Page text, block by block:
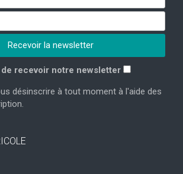
recevoir notre newsletter
désinscrire à tout moment à l'aide des